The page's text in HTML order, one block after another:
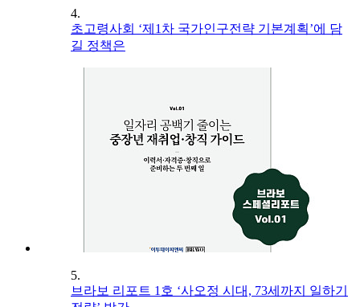
4.
초고령사회 ‘제1차 국가인구전략 기본계획’에 담
길 정책은
5.
브라보 리포트 1호 ‘사오정 시대, 73세까지 일하기